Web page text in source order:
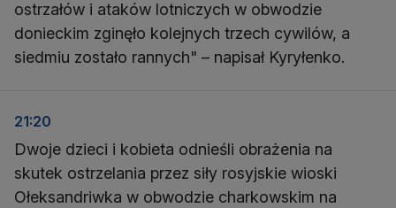
ostrzałów i ataków lotniczych w obwodzie
donieckim zginęło kolejnych trzech cywilów, a
siedmiu zostało rannych" – napisał Kyryłenko.
21:20
Dwoje dzieci i kobieta odnieśli obrażenia na
skutek ostrzelania przez siły rosyjskie wioski
Ołeksandriwka w obwodzie charkowskim na